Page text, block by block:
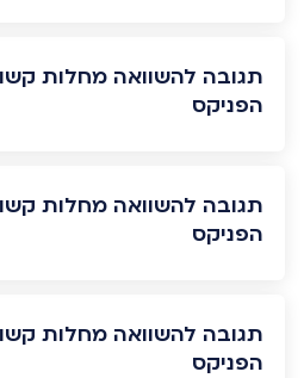
תגובה להשוואה מחלות
הפניקס
תגובה להשוואה מחלות
הפניקס
תגובה להשוואה מחלות
הפניקס